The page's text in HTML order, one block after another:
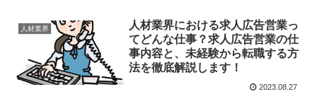
人材業界
人材業界における求人広告営業っ
てどんな仕事？求人広告営業の仕
事内容と、未経験から転職する方
法を徹底解説します！
2023.08.27